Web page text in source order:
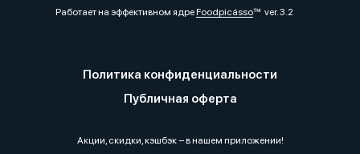
Работает на эффективном ядреFoodpicássover. 3.2
Политика конфиденциальности
Публичная оферта
Акции, скидки, кэшбэк − в нашем приложении!